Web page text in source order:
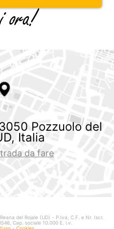
Pozzuolo del
Italia
da fare
del Rojale (UD) - P.Iva, C.F. e Nr. Iscr.
Cap. sociale 10.000 E. i.v.